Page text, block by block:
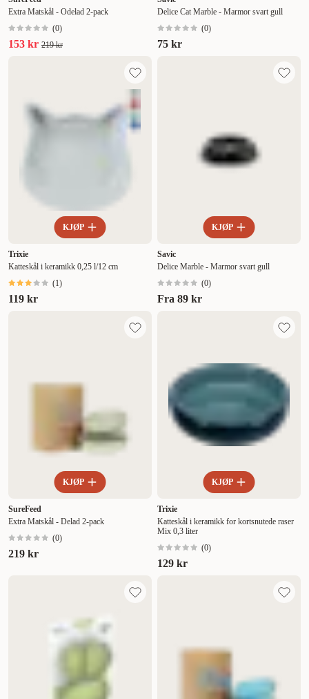
Extra Matskål - Odelad 2-pack
(0)
153 kr 219 kr
Delice Cat Marble - Marmor svart gull
(0)
75 kr
KJØP
Trixie
Katteskål i keramikk 0,25 l/12 cm
(1)
119 kr
KJØP
Savic
Delice Marble - Marmor svart gull
(0)
Fra 89 kr
KJØP
SureFeed
Extra Matskål - Delad 2-pack
(0)
219 kr
KJØP
Trixie
Katteskål i keramikk for kortsnutede raser
Mix 0,3 liter
(0)
129 kr